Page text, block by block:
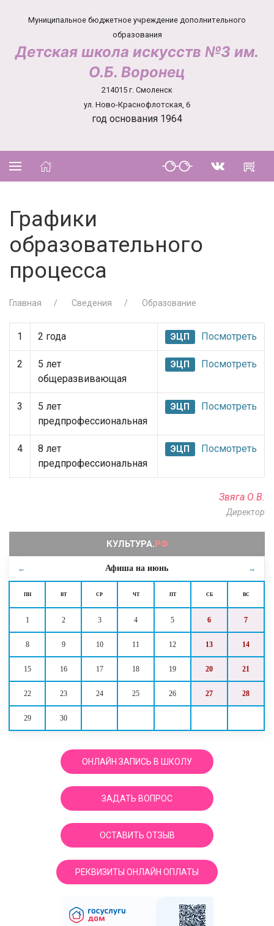
Муниципальное бюджетное учреждение дополнительного
образования
Детская школа искусств №3 им.
О.Б. Воронец
214015 г. Смоленск
ул. Ново-Краснофлотская, 6
год основания 1964
← Афиша на июнь →
ПН ВТ СР ЧТ ПТ СБ ВС
1 2 3 4 5 6 7
8 9 10 11 12 13 14
15 16 17 18 19 20 21
22 23 24 25 26 27 28
29 30
ОНЛАЙН ЗАПИСЬ В ШКОЛУ
ЗАДАТЬ ВОПРОС
ОСТАВИТЬ ОТЗЫВ
РЕКВИЗИТЫ ОНЛАЙН ОПЛАТЫ
Графики
образовательного
процесса
Главная Сведения Образование
1 2 года ЭЦП Посмотреть
2
5 лет
общеразвивающая
ЭЦП Посмотреть
3
5 лет
предпрофессиональная
ЭЦП Посмотреть
4
8 лет
предпрофессиональная
ЭЦП Посмотреть
Звяга О.В.
Директор